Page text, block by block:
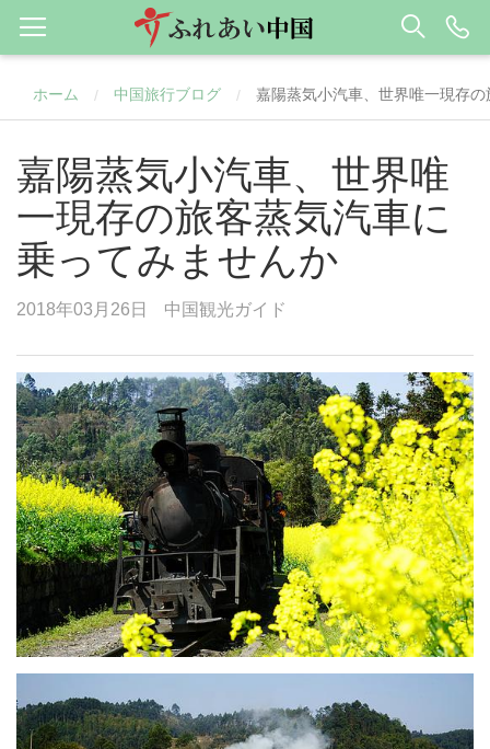
ホーム / 中国旅行ブログ / 嘉陽蒸気小汽車、世界唯一現存
嘉陽蒸気小汽車、世界唯
一現存の旅客蒸気汽車に
乗ってみませんか
2018年03月26日 中国観光ガイド